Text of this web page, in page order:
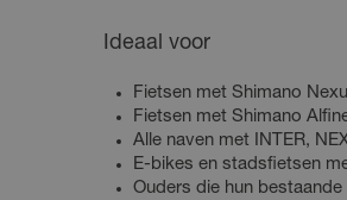
Ideaal voor
Fietsen met Shimano
Fietsen met Shimano
Alle naven met INTER,
E-bikes en stadsfietsen
Ouders die hun